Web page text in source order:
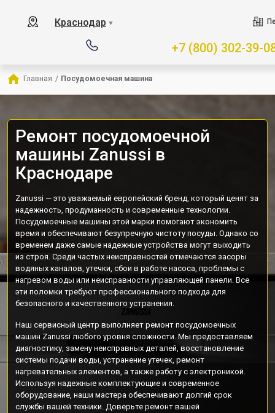
Краснодар ▼
+7 (800) 302-39-
Главная / Посудомоечная машина
Ремонт посудомоечной
машины Zanussi в
Краснодаре
Zanussi — это уважаемый европейский бренд, который ценят за
надежность, продуманность и современные технологии.
Посудомоечные машины этой марки помогают экономить
время и обеспечивают безупречную чистоту посуды. Однако со
временем даже самые надежные устройства могут выходить
из строя. Среди частых неисправностей отмечаются засоры
водяных каналов, утечки, сбои в работе насоса, проблемы с
нагревом воды или неисправности управляющей панели. Все
эти поломки требуют профессионального подхода для
безопасного и качественного устранения.
Наш сервисный центр выполняет ремонт посудомоечных
машин Zanussi любого уровня сложности. Мы предоставляем
диагностику, замену неисправных деталей, восстановление
системы подачи воды, устранение утечек, ремонт
нагревательных элементов, а также работу с электроникой.
Используя надежные комплектующие и современное
оборудование, наши мастера обеспечивают долгий срок
службы вашей техники. Доверьте ремонт вашей